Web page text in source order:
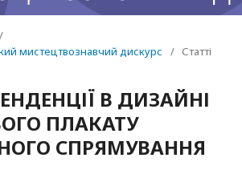
/
мистецтвознавчий дискурс
/ Статті
В ДИЗАЙНІ
ПЛАКАТУ
СПРЯМУВАННЯ